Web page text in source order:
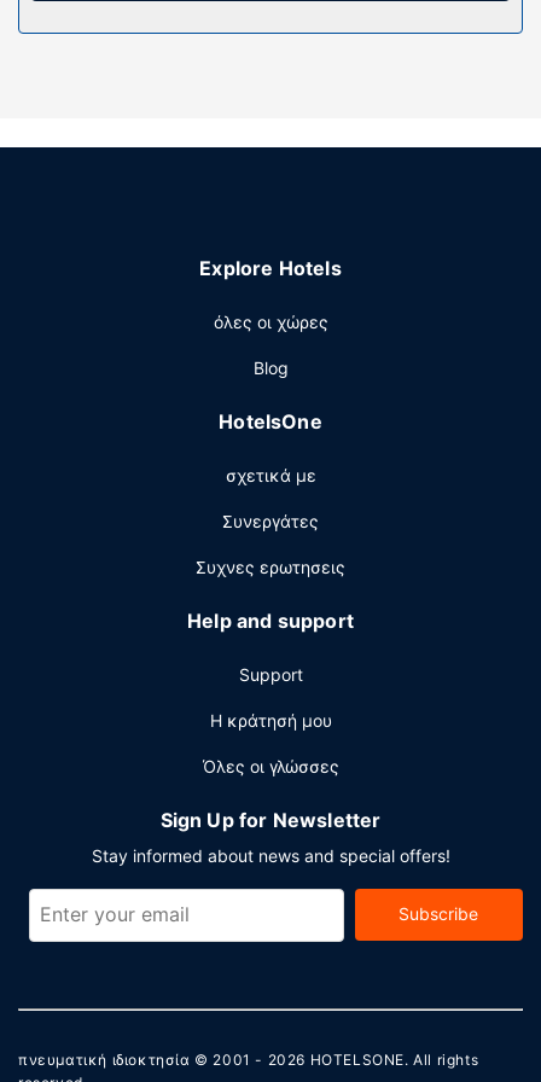
Κάντε δώρο στον εαυτό σας μια επίσκεψη στο σπα, το
concierge και τηλεόραση σε κοινόχρηστο χώρο.
ξενοδοχείο ή μείνετε μέσα και επωφεληθείτε από το
μόνο). Χαλαρώστε στο τέλος της μέρας με ένα ποτό στο
πρωινό (σε μπουφέ) καθημερινά μεταξύ 7:00 π.μ. -
Στις σημαντικές παροχές περιλαμβάνονται μια περιοχή
υπολογιστών, γρήγορο check-in και γρήγορο check-out.
Θέλετε να οργανώσετε μια εκδήλωση σε αυτήν την πόλη
είναι 50 τετραγωνικά μέτρα και περιλαμβάνει
συνεδριακό χώρο και μια αίθουσα συνεδριάσεων. Στους
Explore Hotels
όλες οι χώρες
Blog
HotelsOne
σχετικά με
Συνεργάτες
Συχνες ερωτησεις
Help and support
Support
Η κράτησή μου
Όλες οι γλώσσες
Sign Up for Newsletter
Stay informed about news and special offers!
Subscribe
πνευματική ιδιοκτησία © 2001 - 2026 HOTELSONE. All rights